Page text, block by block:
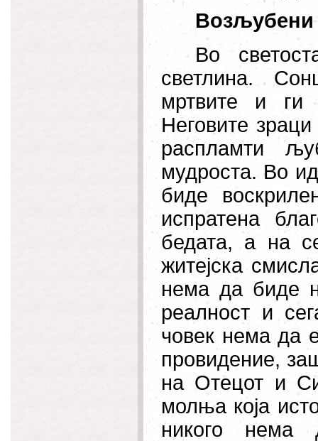
Возљубени
Во
светлина.
мртвите и ги
Неговите
распламти
мудроста. Во
биде
испратена
бедата, а на
житејска
нема да биде
реалност и
човек нема да
провидение,
на Отецот и
молња која
никого нема